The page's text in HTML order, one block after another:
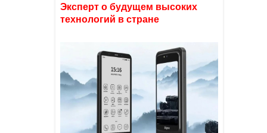
Эксперт о будущем высоких
технологий в стране